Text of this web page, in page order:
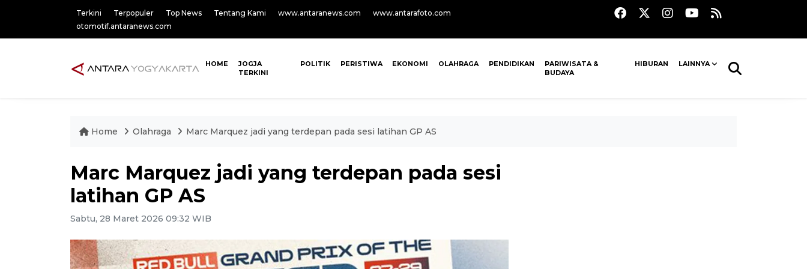
Terkini Terpopuler Top News Tentang Kami www.antaranews.com
www.antarafoto.com
otomotif.antaranews.com
HOME
JOGJA
TERKINI
POLITIK PERISTIWA EKONOMI OLAHRAGA PENDIDIKAN
PARIWISATA &
BUDAYA
HIBURAN LAINNYA
Home Olahraga Marc Marquez jadi yang terdepan pada sesi latihan GP AS
Marc Marquez jadi yang terdepan pada sesi
latihan GP AS
Sabtu, 28 Maret 2026 09:32 WIB